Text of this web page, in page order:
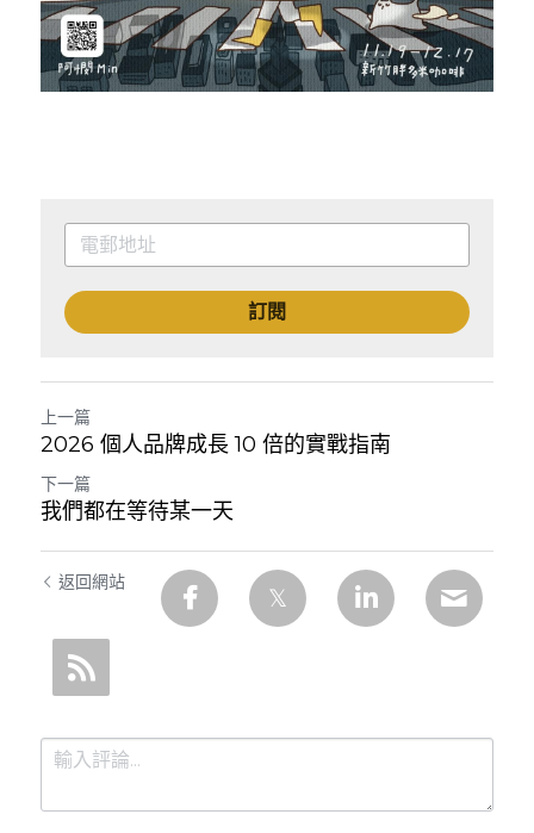
訂閱
上一篇
2026 個人品牌成長 10 倍的實戰指南
下一篇
我們都在等待某一天
返回網站